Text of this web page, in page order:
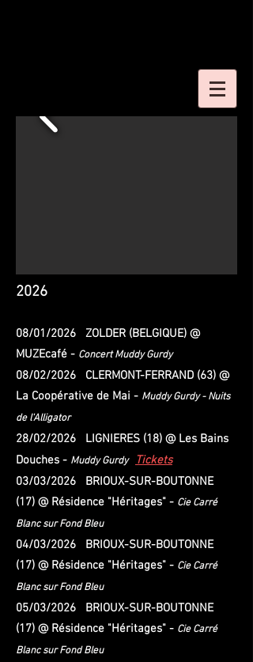
2026
08/01/2026 ZOLDER (BELGIQUE) @
MUZEcafé - Concert Muddy Gurdy
08/02/2026 CLERMONT-FERRAND (63) @
La Coopérative de Mai - Muddy Gurdy - Nuits
de l'Alligator
28/02/2026 LIGNIERES (18) @ Les Bains
Douches - Muddy Gurdy Tickets
03/03/2026 BRIOUX-SUR-BOUTONNE
(17) @ Résidence "Héritages" - Cie Carré
Blanc sur Fond Bleu
04/03/2026 BRIOUX-SUR-BOUTONNE
(17) @ Résidence "Héritages" - Cie Carré
Blanc sur Fond Bleu
05/03/2026 BRIOUX-SUR-BOUTONNE
(17) @ Résidence "Héritages" - Cie Carré
Blanc sur Fond Bleu